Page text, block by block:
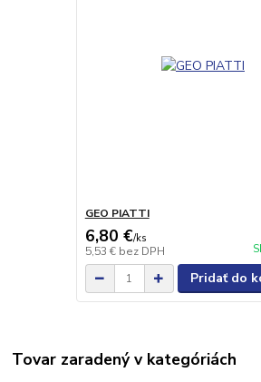
GEO PIATTI
6,80 €/ks
5,53 € bez DPH
Pridať do
Tovar zaradený v kategóriách